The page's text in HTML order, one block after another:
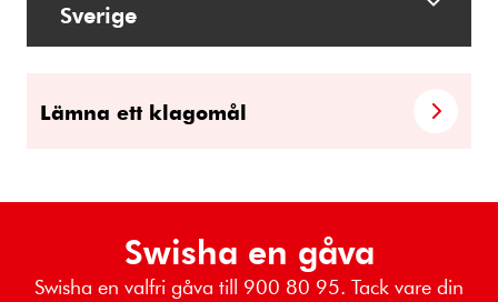
Sverige
Lämna ett klagomål
Swisha en gåva
Swisha en valfri gåva till 900 80 95. Tack vare din